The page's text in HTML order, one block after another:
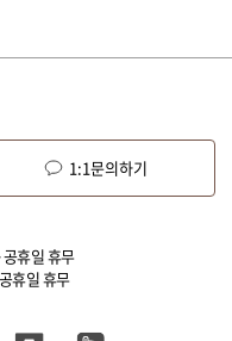
1:1문의하기
휴일 휴무
휴일 휴무